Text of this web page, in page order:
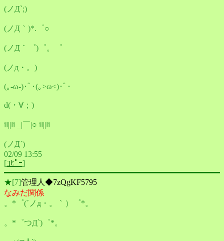
(ノД`;)
(ノД｀)*.゜○
(ノД｀゜)゜。゜
(ノд・。)
(｡-ω-)･ﾟ･(｡>ω<)･ﾟ･
d(・∀；)
il||li _|￣|○ il||li
(ノД`)
02/09 13:55
[ｺﾋﾟｰ]
★[7]管理人◆7zQgKF5795
なみだ関係
。*゜(´ノд・。｀）゜*。
。*゜つД`)゜*。